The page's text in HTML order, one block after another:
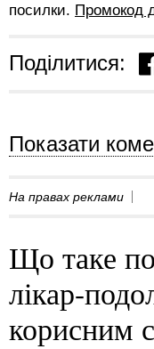
посилки. Промокод
Поділитися:
Показати
На правах реклами
Що таке
лікар-
корисним